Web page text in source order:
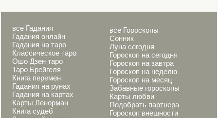
все Гадания
Гадания онлайн
Гадания на таро
Классическое таро
Ошо Дзен таро
Таро Брейгеля
Книга перемен
Гадания на рунах
Гадания на картах
Карты Ленорман
Книга судеб
все Гороскопы
Сонник
Луна сегодня
Гороскоп на сегодня
Гороскоп на завтра
Гороскоп на неделю
Гороскоп на месяц
Забавные гороскопы
Карты любви
Подобрать партнера
Гороскоп внешности